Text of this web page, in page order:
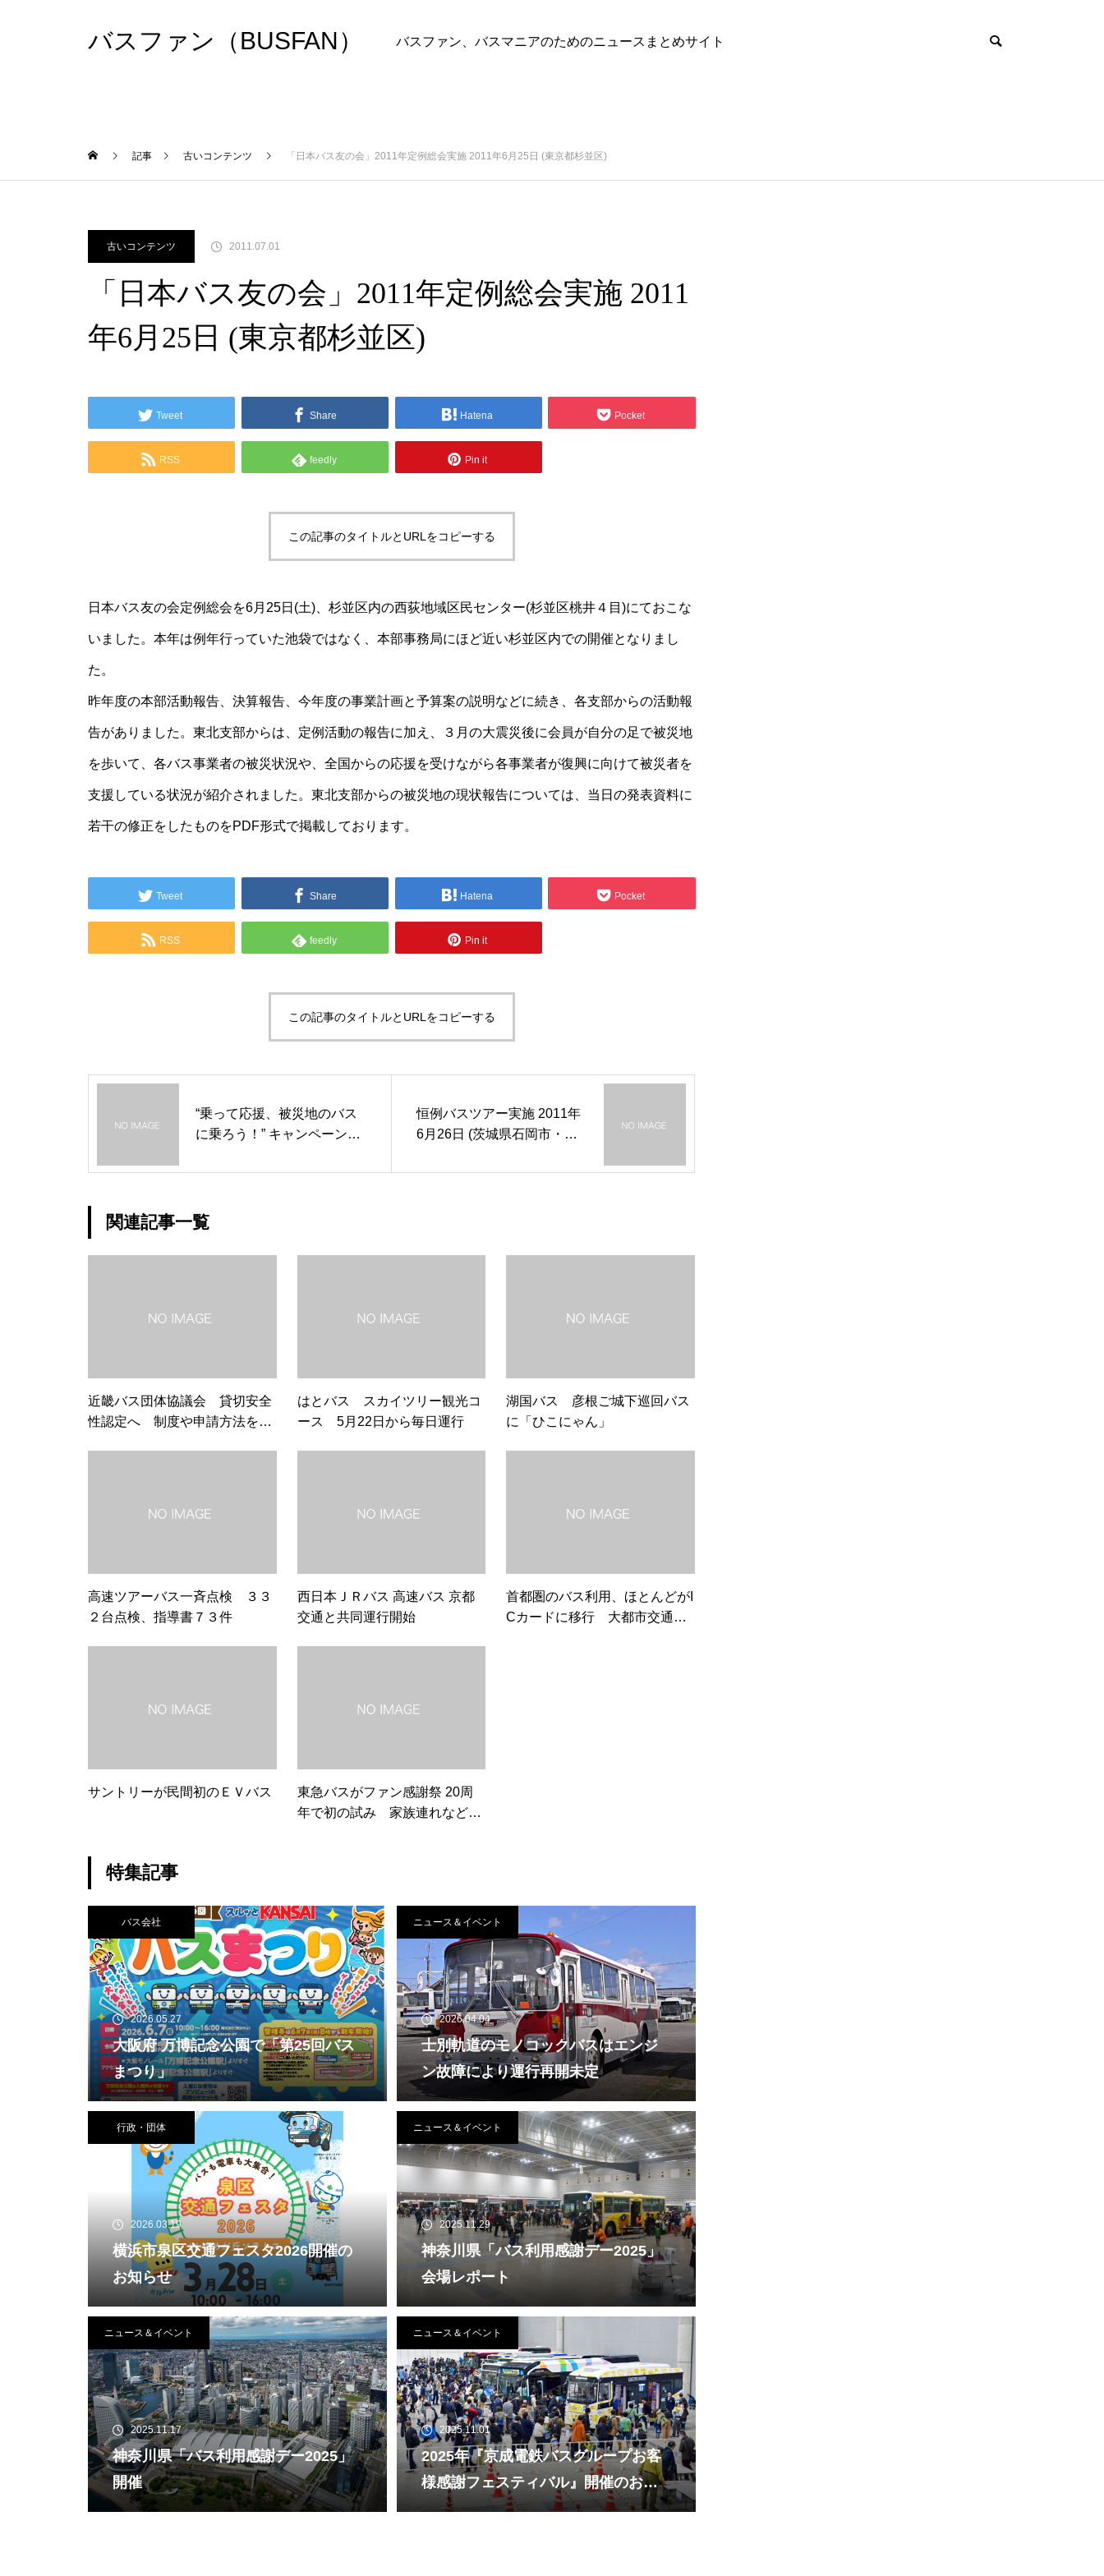
バスファン（BUSFAN） バスファン、バスマニアのためのニュースまとめサイト
記事 古いコンテンツ 「日本バス友の会」2011年定例総会実施 2011年6月25日 (東京都杉並区)
古いコンテンツ 2011.07.01
「日本バス友の会」2011年定例総会実施 2011
年6月25日 (東京都杉並区)
Tweet Share Hatena Pocket
RSS feedly Pin it
この記事のタイトルとURLをコピーする
日本バス友の会定例総会を6月25日(土)、杉並区内の西荻地域区民センター(杉並区桃井４目)にておこな
いました。本年は例年行っていた池袋ではなく、本部事務局にほど近い杉並区内での開催となりまし
た。
昨年度の本部活動報告、決算報告、今年度の事業計画と予算案の説明などに続き、各支部からの活動報
告がありました。東北支部からは、定例活動の報告に加え、３月の大震災後に会員が自分の足で被災地
を歩いて、各バス事業者の被災状況や、全国からの応援を受けながら各事業者が復興に向けて被災者を
支援している状況が紹介されました。東北支部からの被災地の現状報告については、当日の発表資料に
若干の修正をしたものをPDF形式で掲載しております。
Tweet Share Hatena Pocket
RSS feedly Pin it
この記事のタイトルとURLをコピーする
“乗って応援、被災地のバス
に乗ろう！” キャンペーン実
恒例バスツアー実施 2011年
6月26日 (茨城県石岡市・小
関連記事一覧
近畿バス団体協議会 貸切安全
性認定へ 制度や申請方法を説
はとバス スカイツリー観光コ
ース 5月22日から毎日運行
湖国バス 彦根ご城下巡回バス
に「ひこにゃん」
高速ツアーバス一斉点検 ３３
２台点検、指導書７３件
西日本ＪＲバス 高速バス 京都
交通と共同運行開始
首都圏のバス利用、ほとんどがI
Cカードに移行 大都市交通セ
サントリーが民間初のＥＶバス
東急バスがファン感謝祭 20周
年で初の試み 家族連れなど18
特集記事
バス会社
2026.05.27
大阪府 万博記念公園で「第25回バス
まつり」
ニュース＆イベント
2026.04.04
士別軌道のモノコックバスはエンジ
ン故障により運行再開未定
行政・団体
2026.03.19
横浜市泉区交通フェスタ2026開催の
お知らせ
ニュース＆イベント
2025.11.29
神奈川県「バス利用感謝デー2025」
会場レポート
ニュース＆イベント
2025.11.17
神奈川県「バス利用感謝デー2025」
開催
ニュース＆イベント
2025.11.01
2025年『京成電鉄バスグループお客
様感謝フェスティバル』開催のお知
らせ